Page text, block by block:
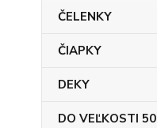
ČELENKY
ČIAPKY
DEKY
DO VEĽKOSTI 50